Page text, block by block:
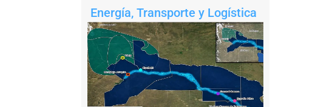
Energía, Transporte y Logística